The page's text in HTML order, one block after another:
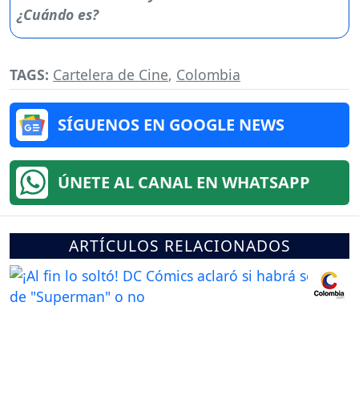
TAGS: Cartelera de Cine, Colombia
SÍGUENOS EN GOOGLE NEWS
ÚNETE AL CANAL EN WHATSAPP
ARTÍCULOS RELACIONADOS